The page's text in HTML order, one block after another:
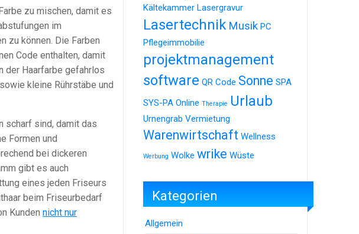
zu mischen, damit es
im
zu können. Die Farben
Code enthalten, damit
der Haarfarbe gefahrlos
kleine Rührstäbe und
scharf sind, damit das
Formen und
bei dickeren
gibt es auch
eines jeden Friseurs
beim Friseurbedarf
Kunden nicht nur
Kältekammer Lasergravur
Lasertechnik Musik PC
Pflegeimmobilie
projektmanagement
software QR Code Sonne SPA
SYS-PA Online Therapie Urlaub
Urnengrab Vermietung
Warenwirtschaft Wellness
Werbung Wolke wrike Wüste
Kategorien
Allgemein